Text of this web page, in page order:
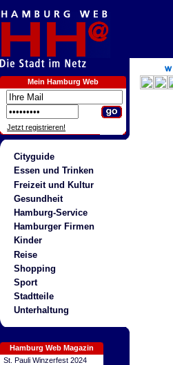
Mein Hamburg Web
Jetzt registrieren!
Cityguide
Essen und Trinken
Freizeit und Kultur
Gesundheit
Hamburg-Service
Hamburger Firmen
Kinder
Reise
Shopping
Sport
Stadtteile
Unterhaltung
Hamburg Web Magazin
St. Pauli Winzerfest 2024